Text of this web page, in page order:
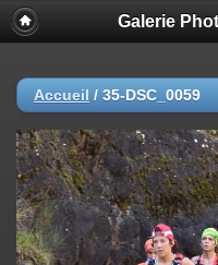
Galerie
Accueil / 35-DSC_0059